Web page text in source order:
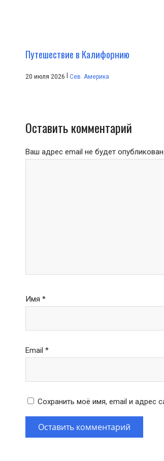
Путешествие в Калифорнию
20 июля 2026 | Сев. Америка
Оставить комментарий
Ваш адрес email не будет опубликован.
Имя *
Email *
Сохранить моё имя, email и адрес